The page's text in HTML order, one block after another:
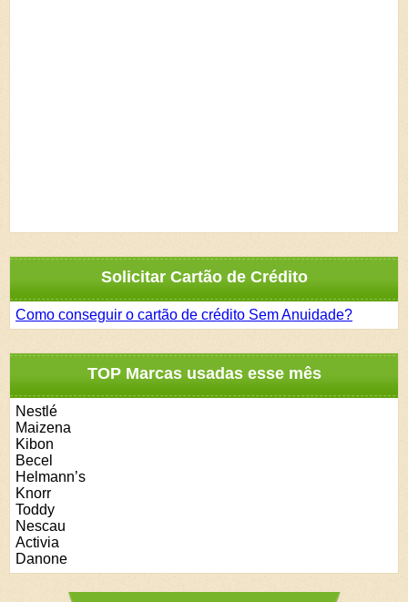
Solicitar Cartão de Crédito
Como conseguir o cartão de crédito Sem Anuidade?
TOP Marcas usadas esse mês
Nestlé
Maizena
Kibon
Becel
Helmann’s
Knorr
Toddy
Nescau
Activia
Danone